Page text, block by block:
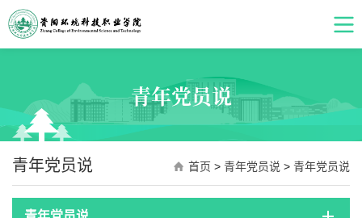
青年党员说
青年党员说 首页 > 青年党员说 > 青年党员说